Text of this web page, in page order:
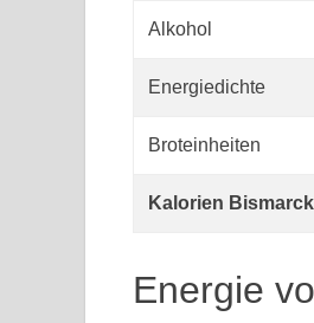
Alkohol
Energiedichte
Broteinheiten
Kalorien
Energie